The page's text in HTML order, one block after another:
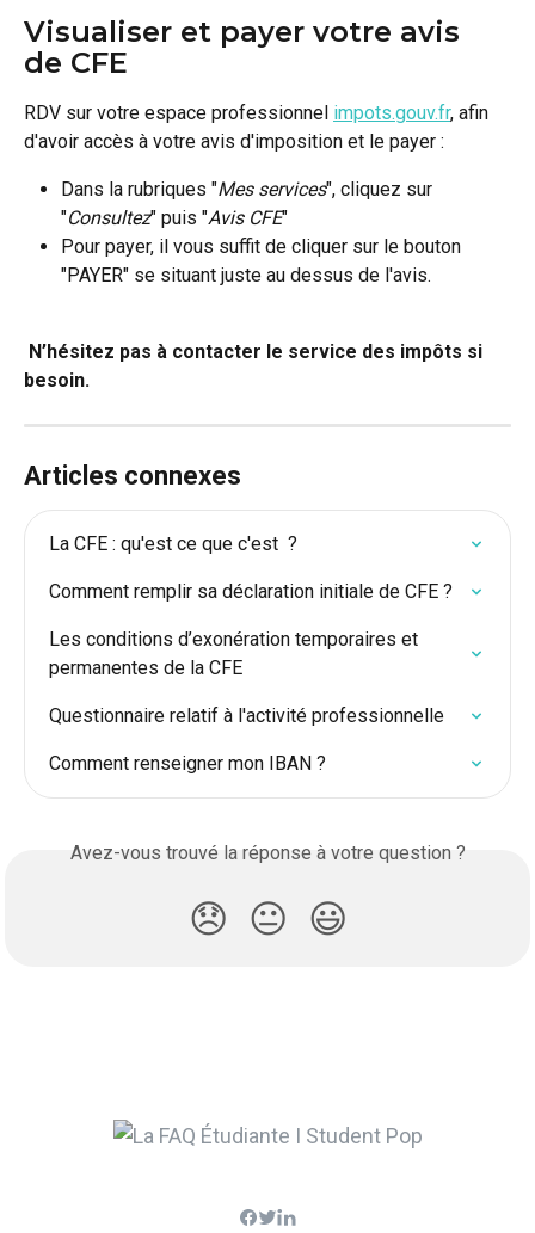
Visualiser et payer votre avis
de CFE
RDV sur votre espace professionnel impots.gouv.fr, afin
d'avoir accès à votre avis d'imposition et le payer :
Dans la rubriques "Mes services", cliquez sur
"Consultez" puis "Avis CFE"
Pour payer, il vous suffit de cliquer sur le bouton
"PAYER" se situant juste au dessus de l'avis.
N’hésitez pas à contacter le service des impôts si
besoin.
Articles connexes
La CFE : qu'est ce que c'est  ?
Comment remplir sa déclaration initiale de CFE ?
Les conditions d’exonération temporaires et
permanentes de la CFE
Questionnaire relatif à l'activité professionnelle
Comment renseigner mon IBAN ?
Avez-vous trouvé la réponse à votre question ?
😞 😐 😃